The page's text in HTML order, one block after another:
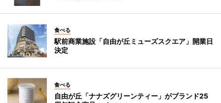
食べる
駅前商業施設「自由が丘ミューズスクエア」開業日
決定
食べる
自由が丘「ナナズグリーンティー」がブランド25